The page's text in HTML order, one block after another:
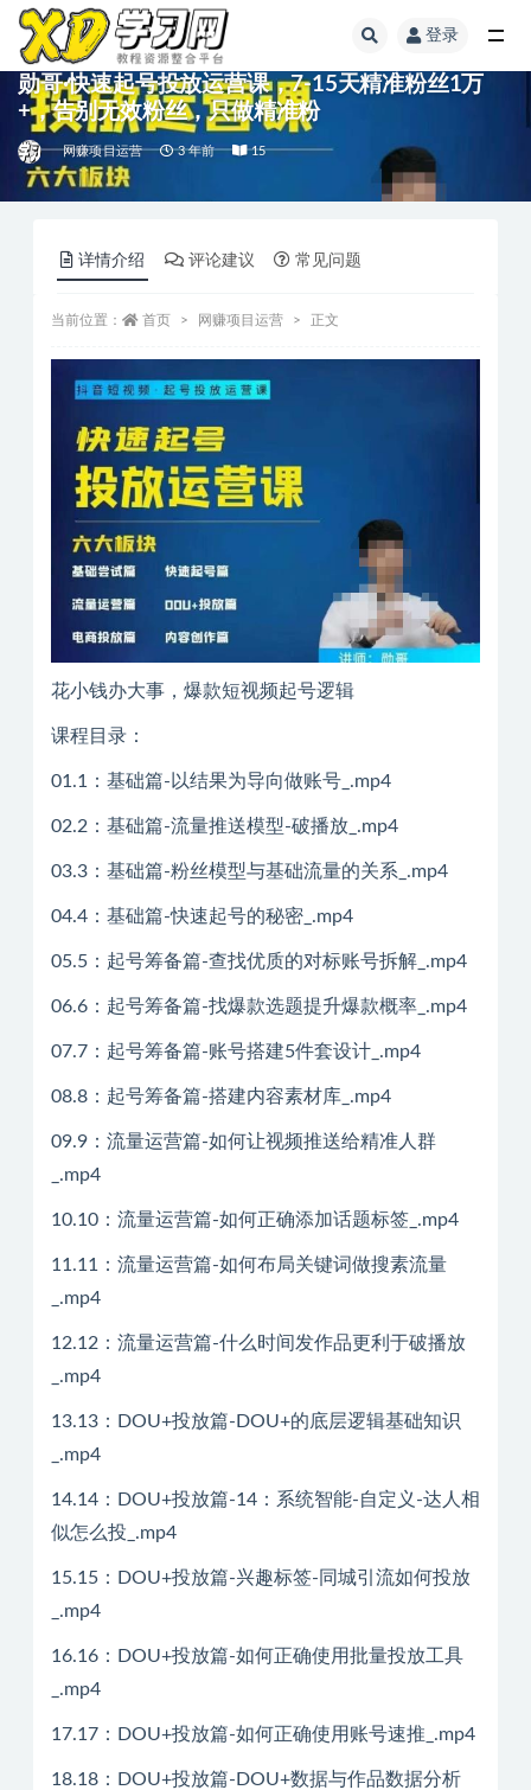
登录
勋哥·快速起号投放运营课，7-15天精准粉丝1万
+，告别无效粉丝，只做精准粉
网赚项目运营 3 年前 15
详情介绍 评论建议 常见问题
当前位置： 首页 网赚项目运营 正文
花小钱办大事，爆款短视频起号逻辑
课程目录：
01.1：基础篇-以结果为导向做账号_.mp4
02.2：基础篇-流量推送模型-破播放_.mp4
03.3：基础篇-粉丝模型与基础流量的关系_.mp4
04.4：基础篇-快速起号的秘密_.mp4
05.5：起号筹备篇-查找优质的对标账号拆解_.mp4
06.6：起号筹备篇-找爆款选题提升爆款概率_.mp4
07.7：起号筹备篇-账号搭建5件套设计_.mp4
08.8：起号筹备篇-搭建内容素材库_.mp4
09.9：流量运营篇-如何让视频推送给精准人群
_.mp4
10.10：流量运营篇-如何正确添加话题标签_.mp4
11.11：流量运营篇-如何布局关键词做搜素流量
_.mp4
12.12：流量运营篇-什么时间发作品更利于破播放
_.mp4
13.13：DOU+投放篇-DOU+的底层逻辑基础知识
_.mp4
14.14：DOU+投放篇-14：系统智能-自定义-达人相
似怎么投_.mp4
15.15：DOU+投放篇-兴趣标签-同城引流如何投放
_.mp4
16.16：DOU+投放篇-如何正确使用批量投放工具
_.mp4
17.17：DOU+投放篇-如何正确使用账号速推_.mp4
18.18：DOU+投放篇-DOU+数据与作品数据分析